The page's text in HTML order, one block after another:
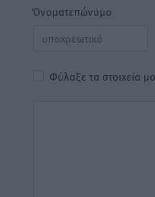
Όνοματεπώνυμο
Φύλαξε τα στοιχεία